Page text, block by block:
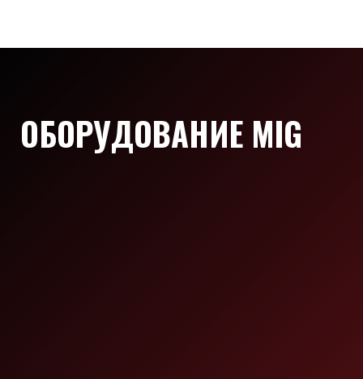
ОБОРУДОВАНИЕ MIG